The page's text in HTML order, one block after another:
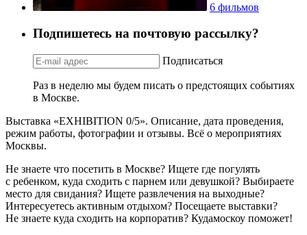
6 фильмов
Подпишетесь на почтовую рассылку?
Подписаться
Раз в неделю мы будем писать о предстоящих событиях
в Москве.
Выставка «EXHIBITION 0/5». Описание, дата проведения,
режим работы, фотографии и отзывы. Всё о мероприятиях
Москвы.
Не знаете что посетить в Москве? Ищете где погулять
с ребенком, куда сходить с парнем или девушкой? Выбираете
место для свидания? Ищете развлечения на выходные?
Интересуетесь активным отдыхом? Посещаете выставки?
Не знаете куда сходить на корпоратив? Кудамоскоу поможет!